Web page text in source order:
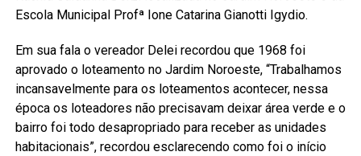
Escola Municipal Profª Ione Catarina Gianotti Igydio.
Em sua fala o vereador Delei recordou que 1968 foi
aprovado o loteamento no Jardim Noroeste, “Trabalhamos
incansavelmente para os loteamentos acontecer, nessa
época os loteadores não precisavam deixar área verde e o
bairro foi todo desapropriado para receber as unidades
habitacionais”, recordou esclarecendo como foi o início